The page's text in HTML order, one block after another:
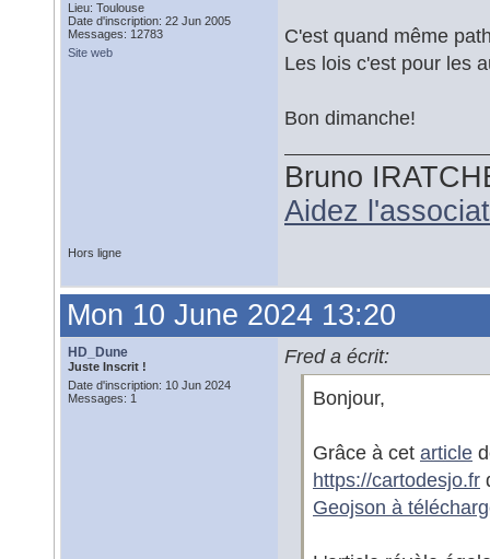
Lieu: Toulouse
Date d'inscription: 22 Jun 2005
Messages: 12783
Site web
C'est quand même
Les lois c'est pour les
Bon dimanche!
Bruno
Aidez
Hors ligne
Mon 10 June 2024 13:20
HD_Dune
Juste Inscrit !
Date d'inscription: 10 Jun 2024
Messages: 1
Fred a écrit:
Bonjour,
Grâce à cet article
https://cartodesjo.fr
Geojson à